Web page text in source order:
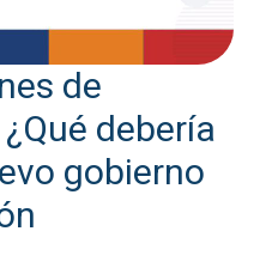
de
debería
gobierno